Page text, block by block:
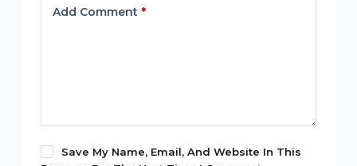
Add Comment *
Save My Name, Email, And Website In This